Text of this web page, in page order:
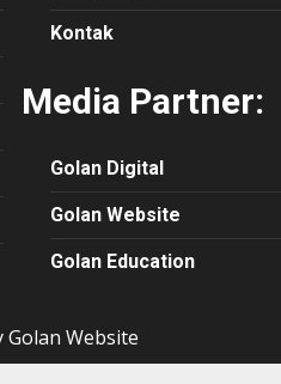
Kontak
Media Partner:
Golan Digital
Golan Website
Golan Education
Golan Website